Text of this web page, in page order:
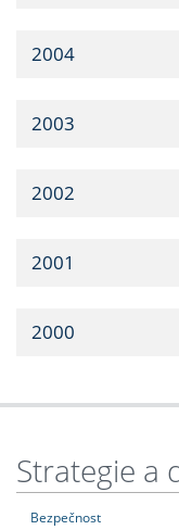
2004
2003
2002
2001
2000
Strategie a
Bezpečnost